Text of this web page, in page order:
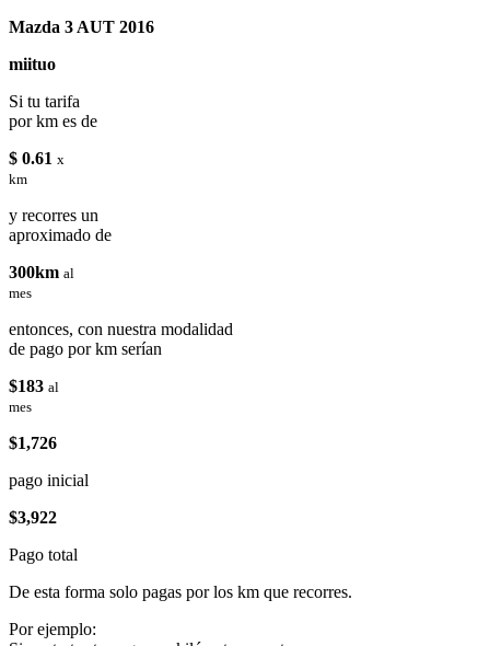
Mazda 3 AUT 2016
miituo
Si tu tarifa
por km es de
$ 0.61 x
km
y recorres un
aproximado de
300km al
mes
entonces, con nuestra modalidad
de pago por km serían
$183 al
mes
$1,726
pago inicial
$3,922
Pago total
De esta forma solo pagas por los km que recorres.
Por ejemplo: